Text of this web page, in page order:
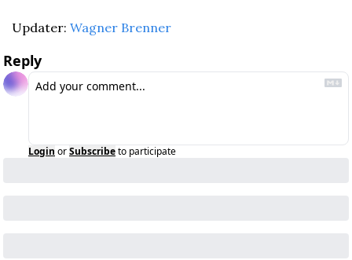
Updater: Wagner Brenner
Reply
Login orSubscribeto participate